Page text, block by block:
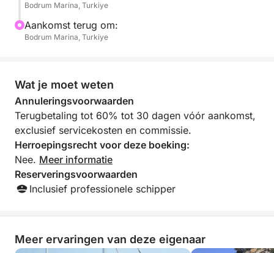
Bodrum Marina, Turkiye
Aankomst terug om:
Bodrum Marina, Turkiye
Wat je moet weten
Annuleringsvoorwaarden
Terugbetaling tot 60% tot 30 dagen vóór aankomst,
exclusief servicekosten en commissie.
Herroepingsrecht voor deze boeking:
Nee. Meer informatie
Reserveringsvoorwaarden
Inclusief professionele schipper
Meer ervaringen van deze eigenaar